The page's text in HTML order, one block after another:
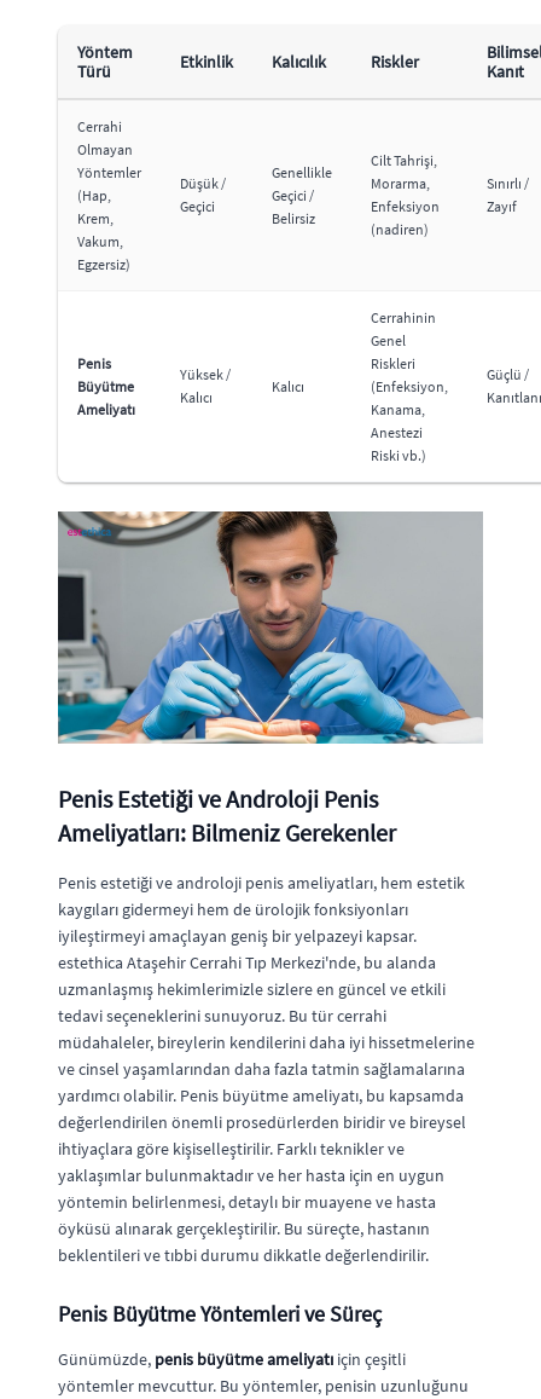
Yöntem
Türü
Etkinlik Kalıcılık Riskler
Kanıt
Cerrahi
Olmayan
Yöntemler
(Hap,
Krem,
Vakum,
Egzersiz)
Düşük /
Geçici
Genellikle
Geçici /
Belirsiz
Cilt Tahrişi,
Morarma,
Enfeksiyon
(nadiren)
Sınırlı /
Zayıf
Penis
Büyütme
Ameliyatı
Yüksek /
Kalıcı
Kalıcı
Cerrahinin
Genel
Riskleri
(Enfeksiyon,
Kanama,
Anestezi
Riski vb.)
Güçlü /
Penis Estetiği ve Androloji Penis
Ameliyatları: Bilmeniz Gerekenler
Penis estetiği ve androloji penis ameliyatları, hem estetik
kaygıları gidermeyi hem de ürolojik fonksiyonları
iyileştirmeyi amaçlayan geniş bir yelpazeyi kapsar.
estethica Ataşehir Cerrahi Tıp Merkezi'nde, bu alanda
uzmanlaşmış hekimlerimizle sizlere en güncel ve etkili
tedavi seçeneklerini sunuyoruz. Bu tür cerrahi
müdahaleler, bireylerin kendilerini daha iyi hissetmelerine
ve cinsel yaşamlarından daha fazla tatmin sağlamalarına
yardımcı olabilir. Penis büyütme ameliyatı, bu kapsamda
değerlendirilen önemli prosedürlerden biridir ve bireysel
ihtiyaçlara göre kişiselleştirilir. Farklı teknikler ve
yaklaşımlar bulunmaktadır ve her hasta için en uygun
yöntemin belirlenmesi, detaylı bir muayene ve hasta
öyküsü alınarak gerçekleştirilir. Bu süreçte, hastanın
beklentileri ve tıbbi durumu dikkatle değerlendirilir.
Penis Büyütme Yöntemleri ve Süreç
Günümüzde, penis büyütme ameliyatı için çeşitli
yöntemler mevcuttur. Bu yöntemler, penisin uzunluğunu